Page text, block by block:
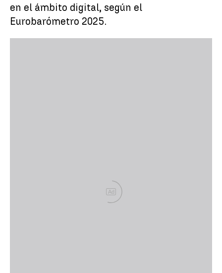
en el ámbito digital, según el
Eurobarómetro 2025.
Ad